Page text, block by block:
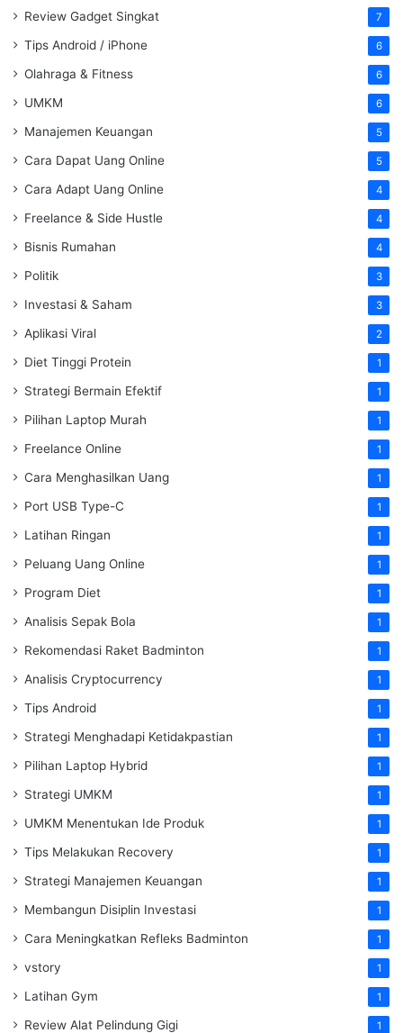
Review Gadget Singkat 7
Tips Android / iPhone 6
Olahraga & Fitness 6
UMKM 6
Manajemen Keuangan 5
Cara Dapat Uang Online 5
Cara Adapt Uang Online 4
Freelance & Side Hustle 4
Bisnis Rumahan 4
Politik 3
Investasi & Saham 3
Aplikasi Viral 2
Diet Tinggi Protein 1
Strategi Bermain Efektif 1
Pilihan Laptop Murah 1
Freelance Online 1
Cara Menghasilkan Uang 1
Port USB Type-C 1
Latihan Ringan 1
Peluang Uang Online 1
Program Diet 1
Analisis Sepak Bola 1
Rekomendasi Raket Badminton 1
Analisis Cryptocurrency 1
Tips Android 1
Strategi Menghadapi Ketidakpastian 1
Pilihan Laptop Hybrid 1
Strategi UMKM 1
UMKM Menentukan Ide Produk 1
Tips Melakukan Recovery 1
Strategi Manajemen Keuangan 1
Membangun Disiplin Investasi 1
Cara Meningkatkan Refleks Badminton 1
vstory 1
Latihan Gym 1
Review Alat Pelindung Gigi 1